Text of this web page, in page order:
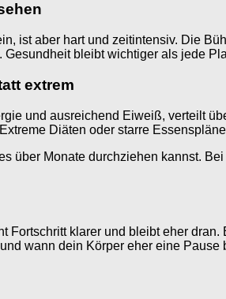
ist aber hart und zeitintensiv. Die
bleibt wichtiger als jede
extrem
und ausreichend Eiweiß, verteilt
Diäten oder starre
über Monate durchziehen kannst.
Fortschritt klarer und bleibt eher
wann dein Körper eher eine Pause